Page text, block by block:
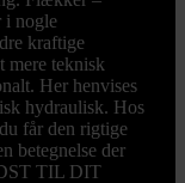
i nogle
kraftige
mere teknisk
Her henvises
hydraulisk. Hos
får den rigtige
betegnelse der
TIL DIT